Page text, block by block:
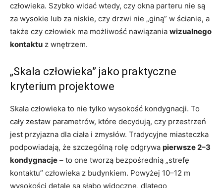
człowieka. Szybko widać wtedy, czy okna parteru nie są
za wysokie lub za niskie, czy drzwi nie „giną” w ścianie, a
także czy człowiek ma możliwość nawiązania wizualnego
kontaktu z wnętrzem.
„Skala człowieka” jako praktyczne
kryterium projektowe
Skala człowieka to nie tylko wysokość kondygnacji. To
cały zestaw parametrów, które decydują, czy przestrzeń
jest przyjazna dla ciała i zmysłów. Tradycyjne miasteczka
podpowiadają, że szczególną rolę odgrywa pierwsze 2–3
kondygnacje – to one tworzą bezpośrednią „strefę
kontaktu” człowieka z budynkiem. Powyżej 10–12 m
wysokości detale są słabo widoczne, dlatego